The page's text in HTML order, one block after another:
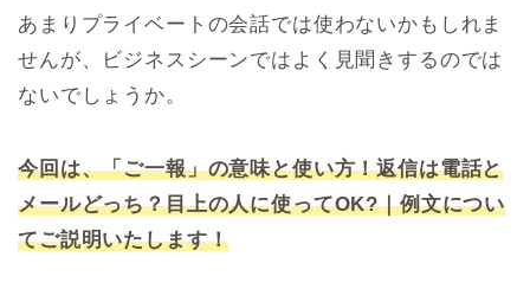
あまりプライベートの会話では使わないかもしれま
せんが、ビジネスシーンではよく見聞きするのでは
ないでしょうか。
今回は、「ご一報」の意味と使い方！返信は電話と
メールどっち？目上の人に使ってOK?｜例文につい
てご説明いたします！